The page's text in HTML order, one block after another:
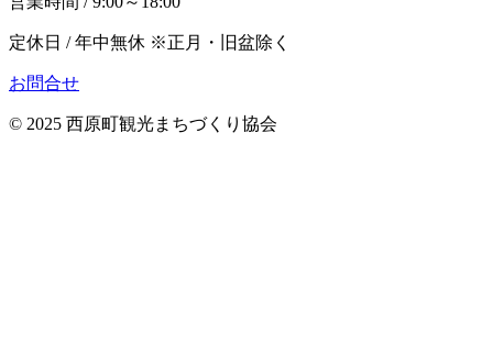
定休日 / 年中無休 ※正月・旧盆除く
お問合せ
© 2025 西原町観光まちづくり協会